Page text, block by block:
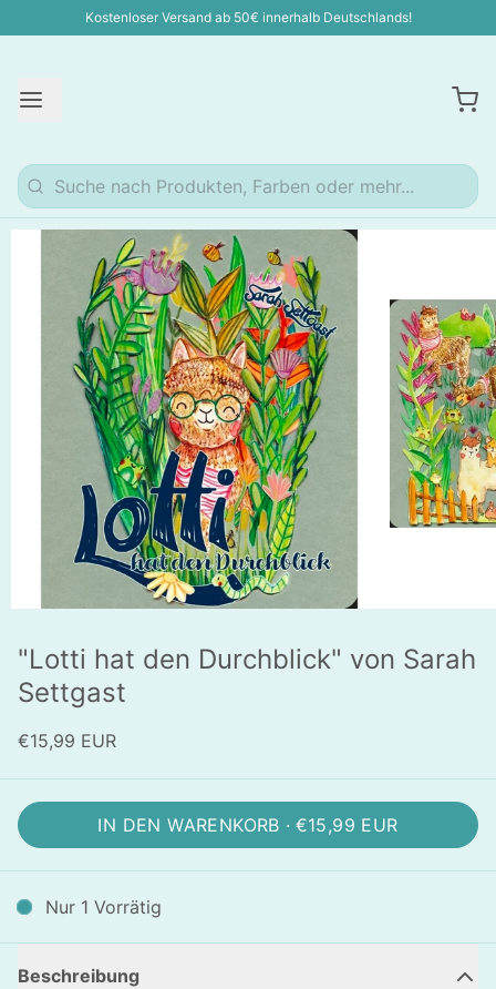
Kostenloser Versand ab 50€ innerhalb Deutschlands!
"Lotti hat den Durchblick" von Sarah
Settgast
€15,99 EUR
IN DEN WARENKORB · €15,99 EUR
Nur 1 Vorrätig
Beschreibung